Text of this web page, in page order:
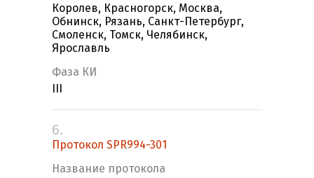
Королев, Красногорск, Москва,
Обнинск, Рязань, Санкт-Петербург,
Смоленск, Томск, Челябинск,
Ярославль
Фаза КИ
6.
Протокол SPR994-301
Название протокола